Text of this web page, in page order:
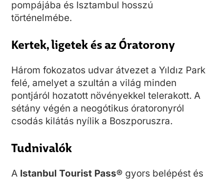
pompájába és Isztambul hosszú
történelmébe.
Kertek, ligetek és az Óratorony
Három fokozatos udvar átvezet a Yıldız Park
felé, amelyet a szultán a világ minden
pontjáról hozatott növényekkel telerakott. A
sétány végén a neogótikus óratoronyról
csodás kilátás nyílik a Boszporuszra.
Tudnivalók
A Istanbul Tourist Pass® gyors belépést és